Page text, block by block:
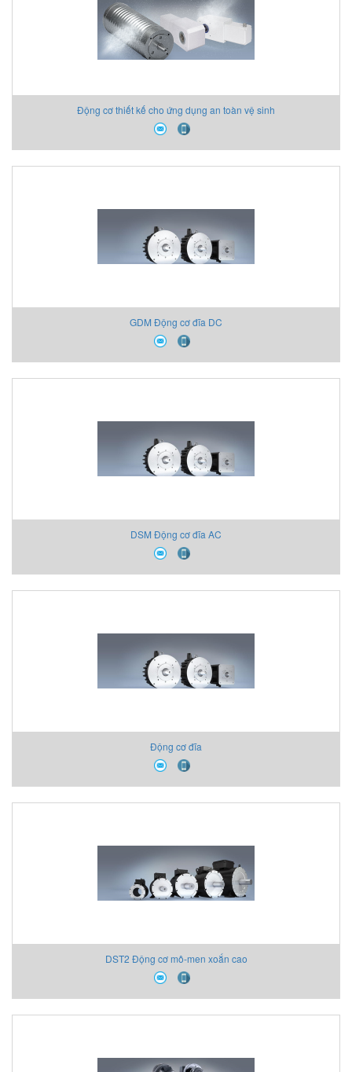
Động cơ thiết kế cho ứng dụng an toàn vệ sinh
GDM Động cơ đĩa DC
DSM Động cơ đĩa AC
Động cơ đĩa
DST2 Động cơ mô-men xoắn cao